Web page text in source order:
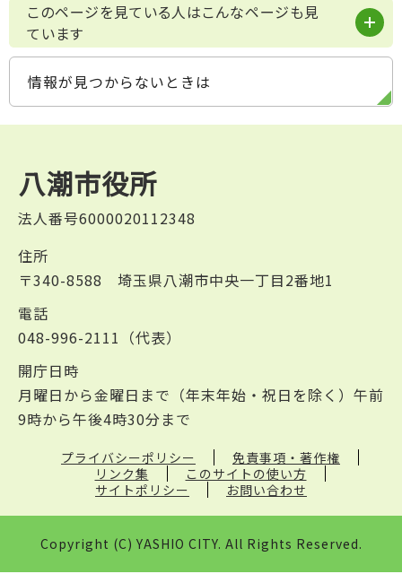
このページを見ている人はこんなページも見
ています
情報が見つからないときは
八潮市役所
法人番号6000020112348
住所
〒340-8588 埼玉県八潮市中央一丁目2番地1
電話
048-996-2111（代表）
開庁日時
月曜日から金曜日まで（年末年始・祝日を除く）午前
9時から午後4時30分まで
プライバシーポリシー
免責事項・著作権
リンク集
このサイトの使い方
サイトポリシー
お問い合わせ
Copyright (C) YASHIO CITY. All Rights Reserved.